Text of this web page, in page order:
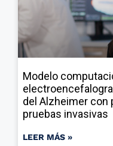
Modelo
del Alzheimer con
pruebas invasivas
LEER MÁS »